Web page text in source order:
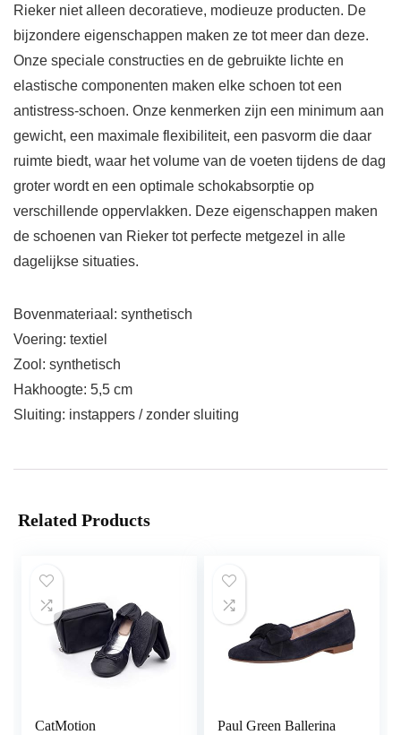
Rieker niet alleen decoratieve, modieuze producten. De
bijzondere eigenschappen maken ze tot meer dan deze.
Onze speciale constructies en de gebruikte lichte en
elastische componenten maken elke schoen tot een
antistress-schoen. Onze kenmerken zijn een minimum aan
gewicht, een maximale flexibiliteit, een pasvorm die daar
ruimte biedt, waar het volume van de voeten tijdens de dag
groter wordt en een optimale schokabsorptie op
verschillende oppervlakken. Deze eigenschappen maken
de schoenen van Rieker tot perfecte metgezel in alle
dagelijkse situaties.
Bovenmateriaal: synthetisch
Voering: textiel
Zool: synthetisch
Hakhoogte: 5,5 cm
Sluiting: instappers / zonder sluiting
Related Products
CatMotion
Paul Green Ballerina